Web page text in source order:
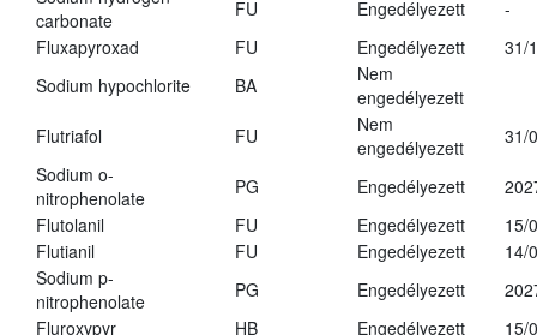
carbonate
FU Engedélyezett
-
Fluxapyroxad
FU Engedélyezett
31/
Sodium hypochlorite
BA
Nem
engedélyezett
Flutriafol
FU
Nem
engedélyezett
31/
Sodium o-
nitrophenolate
PG Engedélyezett
Flutolanil
FU Engedélyezett
15/
Flutianil
FU Engedélyezett
14/
Sodium p-
nitrophenolate
PG Engedélyezett
Fluroxypyr
HB Engedélyezett
15/